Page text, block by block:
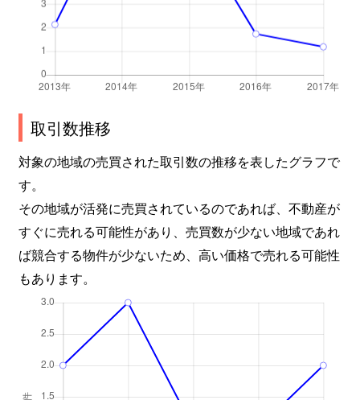
取引数推移
対象の地域の売買された取引数の推移を表したグラフで
す。
その地域が活発に売買されているのであれば、不動産が
すぐに売れる可能性があり、売買数が少ない地域であれ
ば競合する物件が少ないため、高い価格で売れる可能性
もあります。